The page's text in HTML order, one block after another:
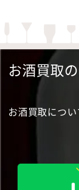
お酒買取
お酒買取につ